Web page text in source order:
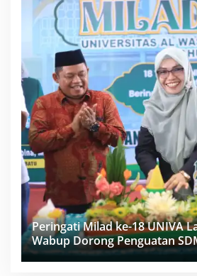
Peringati Milad ke-18 UNIVA
Wabup Dorong Penguatan
Menuju Indonesia Emas 2045